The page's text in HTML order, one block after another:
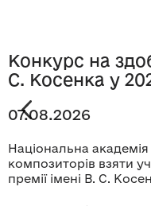
Конкурс на
С. Косенка у
07.08.2026
Національна
композиторів взяти
премії імені В. С.